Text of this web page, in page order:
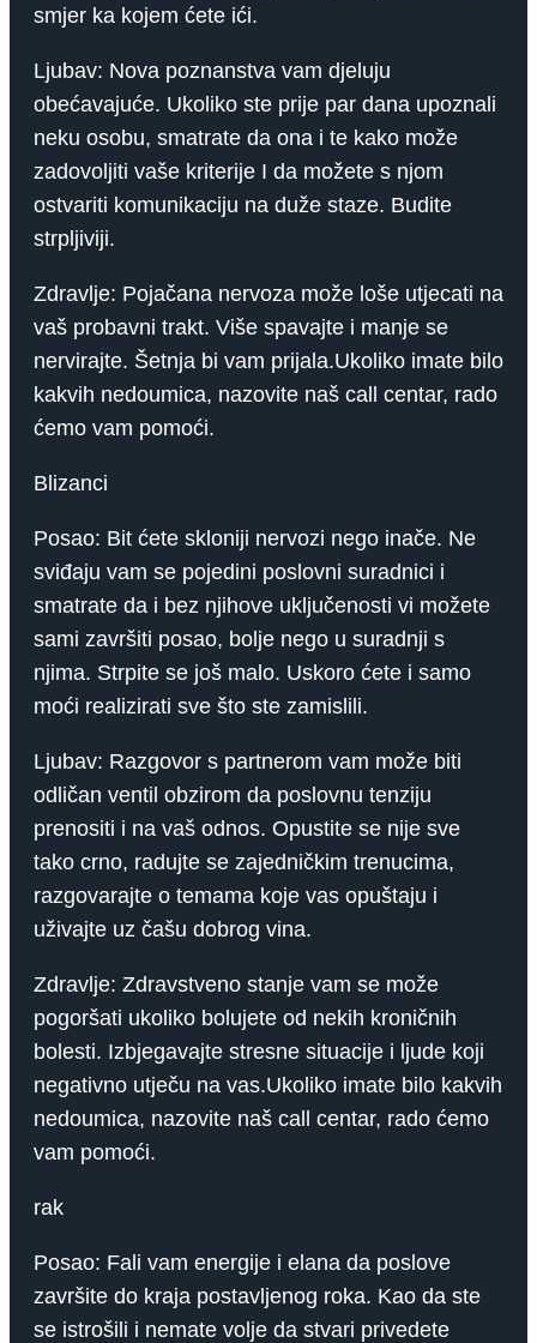
smjer ka kojem ćete ići.
Ljubav: Nova poznanstva vam djeluju
obećavajuće. Ukoliko ste prije par dana upoznali
neku osobu, smatrate da ona i te kako može
zadovoljiti vaše kriterije I da možete s njom
ostvariti komunikaciju na duže staze. Budite
strpljiviji.
Zdravlje: Pojačana nervoza može loše utjecati na
vaš probavni trakt. Više spavajte i manje se
nervirajte. Šetnja bi vam prijala.Ukoliko imate bilo
kakvih nedoumica, nazovite naš call centar, rado
ćemo vam pomoći.
Blizanci
Posao: Bit ćete skloniji nervozi nego inače. Ne
sviđaju vam se pojedini poslovni suradnici i
smatrate da i bez njihove uključenosti vi možete
sami završiti posao, bolje nego u suradnji s
njima. Strpite se još malo. Uskoro ćete i samo
moći realizirati sve što ste zamislili.
Ljubav: Razgovor s partnerom vam može biti
odličan ventil obzirom da poslovnu tenziju
prenositi i na vaš odnos. Opustite se nije sve
tako crno, radujte se zajedničkim trenucima,
razgovarajte o temama koje vas opuštaju i
uživajte uz čašu dobrog vina.
Zdravlje: Zdravstveno stanje vam se može
pogoršati ukoliko bolujete od nekih kroničnih
bolesti. Izbjegavajte stresne situacije i ljude koji
negativno utječu na vas.Ukoliko imate bilo kakvih
nedoumica, nazovite naš call centar, rado ćemo
vam pomoći.
rak
Posao: Fali vam energije i elana da poslove
završite do kraja postavljenog roka. Kao da ste
se istrošili i nemate volje da stvari privedete